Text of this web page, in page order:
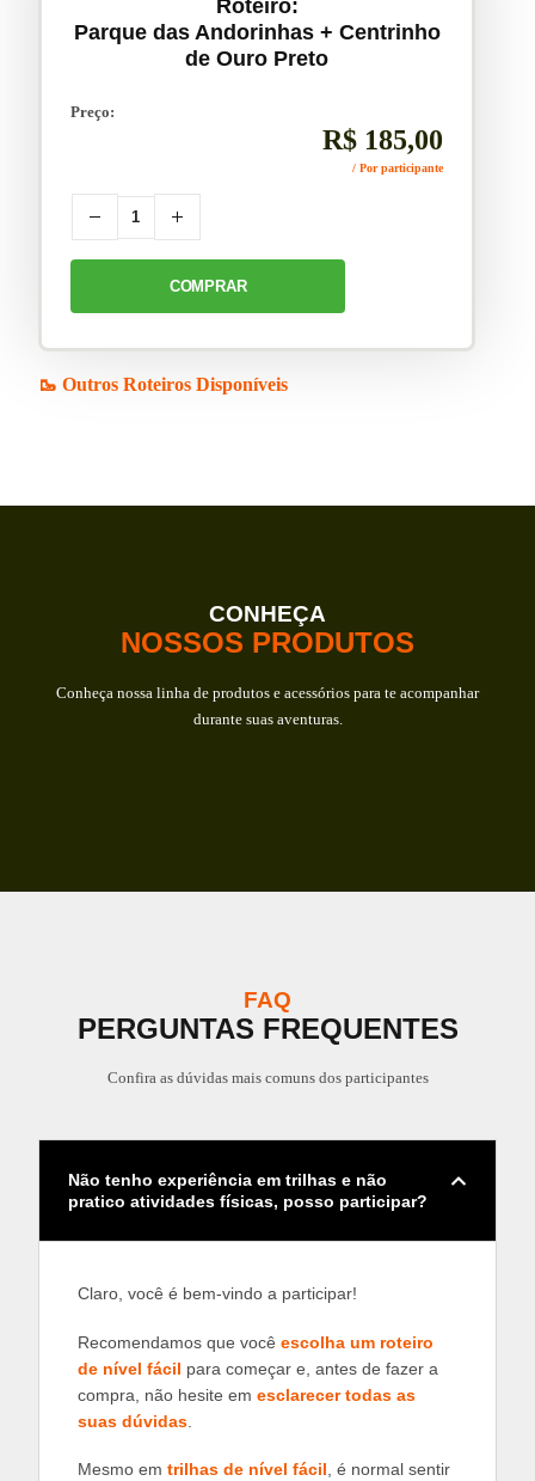
Roteiro:
Parque das Andorinhas + Centrinho
de Ouro Preto
Preço:
R$ 185,00
/ Por participante
COMPRAR
🥾 Outros Roteiros Disponíveis
CONHEÇA
NOSSOS PRODUTOS
Conheça nossa linha de produtos e acessórios para te acompanhar
durante suas aventuras.
FAQ
PERGUNTAS FREQUENTES
Confira as dúvidas mais comuns dos participantes
Não tenho experiência em trilhas e não
pratico atividades físicas, posso participar?
Claro, você é bem-vindo a participar!
Recomendamos que você escolha um roteiro
de nível fácil para começar e, antes de fazer a
compra, não hesite em esclarecer todas as
suas dúvidas
Mesmo em trilhas de nível fácil, é normal sentir